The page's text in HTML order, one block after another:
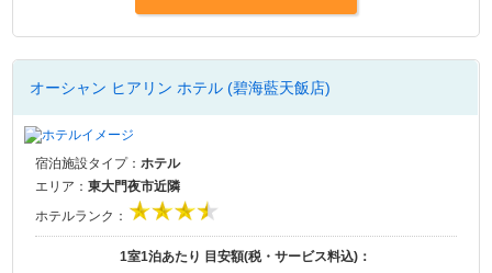
オーシャン ヒアリン ホテル (碧海藍天飯店)
宿泊施設タイプ：ホテル
エリア：東大門夜市近隣
ホテルランク：
1室1泊あたり 目安額(税・サービス料込)：